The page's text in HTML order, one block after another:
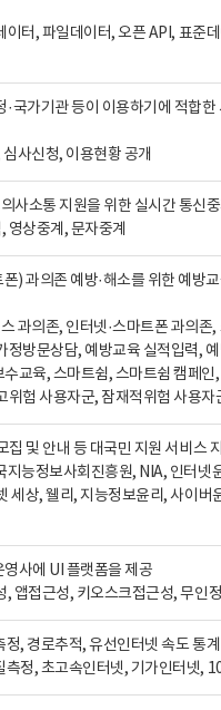
터, 파일데이터, 오픈 API, 표준데
국가기관 등이 이용하기에 적합한
사신청, 이용현황 공개
사소통 지원을 위한 실시간 통신
상중계, 문자중계
) 과의존 예방·해소를 위한 예방
과의존, 인터넷·스마트폰 과의존
방문상담, 예방교육 실적입력,
교육, 스마트쉼, 스마트쉼 캠페인
험 사용자군, 잠재적위험 사용자
및 안내 등 대국민 지원 서비스
능정보사회진흥원, NIA, 인터넷
세상, 웰리, 지능정보윤리, 사이버
사에 UI 플랫폼을 제공
앱접근성, 키오스크접근성, 무인
, 경로추적, 유선인터넷 속도 통
정, 초고속인터넷, 기가인터넷,